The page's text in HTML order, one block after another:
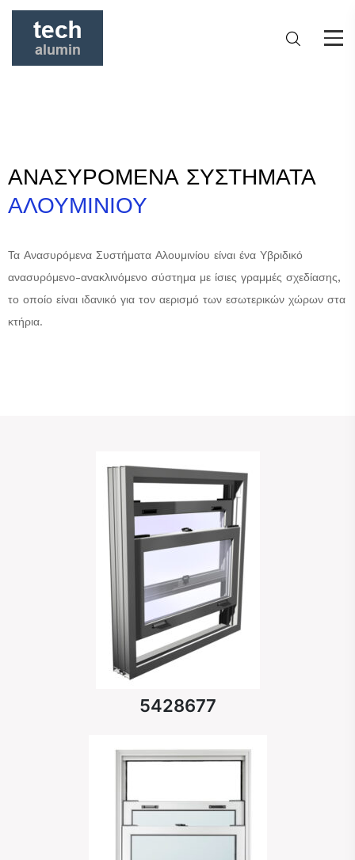
ΑΝΑΣΥΡΟΜΕΝΑ ΣΥΣΤΗΜΑΤΑ
ΑΛΟΥΜΙΝΙΟΥ
Τα Ανασυρόμενα Συστήματα Αλουμινίου είναι ένα Υβριδικό
ανασυρόμενο-ανακλινόμενο σύστημα με ίσιες γραμμές σχεδίασης,
το οποίο είναι ιδανικό για τον αερισμό των εσωτερικών χώρων στα
κτήρια.
5428677